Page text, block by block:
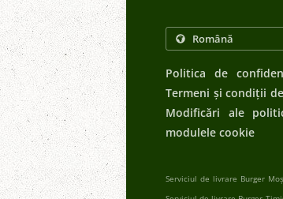
Politica de
Termeni și condiții
Modificări ale
modulele cookie
Serviciul de livrare Burger